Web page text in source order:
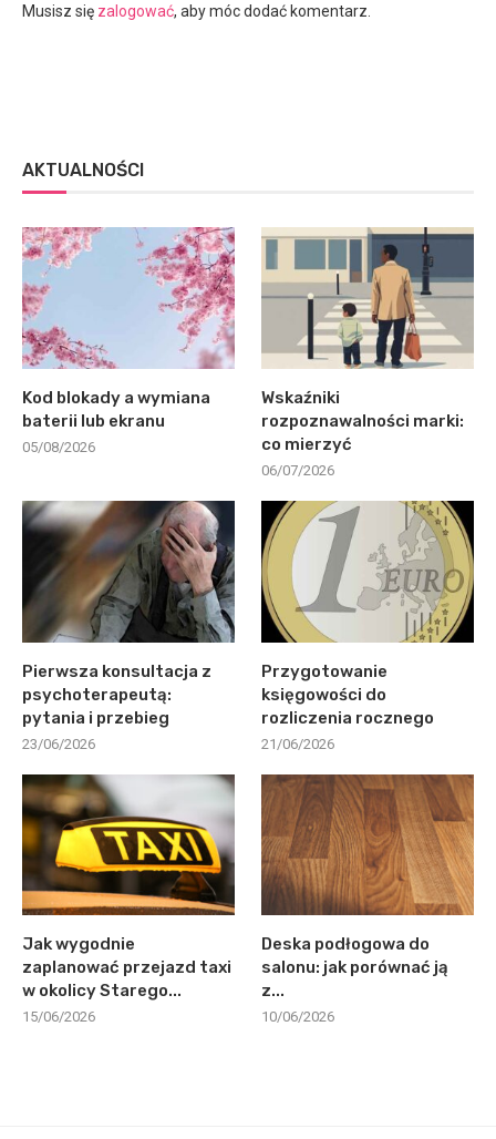
Musisz się zalogować, aby móc dodać komentarz.
AKTUALNOŚCI
Kod blokady a wymiana
baterii lub ekranu
05/08/2026
Wskaźniki
rozpoznawalności marki:
co mierzyć
06/07/2026
Pierwsza konsultacja z
psychoterapeutą:
pytania i przebieg
23/06/2026
Przygotowanie
księgowości do
rozliczenia rocznego
21/06/2026
Jak wygodnie
zaplanować przejazd taxi
w okolicy Starego...
15/06/2026
Deska podłogowa do
salonu: jak porównać ją
z...
10/06/2026